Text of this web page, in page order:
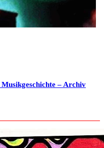
Musikgeschichte – Archiv